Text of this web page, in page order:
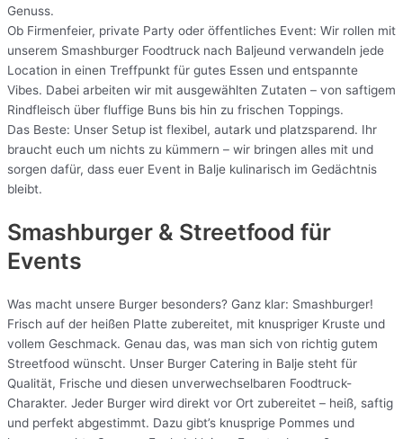
Genuss.
Ob Firmenfeier, private Party oder öffentliches Event: Wir rollen mit
unserem Smashburger Foodtruck nach Baljeund verwandeln jede
Location in einen Treffpunkt für gutes Essen und entspannte
Vibes. Dabei arbeiten wir mit ausgewählten Zutaten – von saftigem
Rindfleisch über fluffige Buns bis hin zu frischen Toppings.
Das Beste: Unser Setup ist flexibel, autark und platzsparend. Ihr
braucht euch um nichts zu kümmern – wir bringen alles mit und
sorgen dafür, dass euer Event in Balje kulinarisch im Gedächtnis
bleibt.
Smashburger & Streetfood für
Events
Was macht unsere Burger besonders? Ganz klar: Smashburger!
Frisch auf der heißen Platte zubereitet, mit knuspriger Kruste und
vollem Geschmack. Genau das, was man sich von richtig gutem
Streetfood wünscht. Unser Burger Catering in Balje steht für
Qualität, Frische und diesen unverwechselbaren Foodtruck-
Charakter. Jeder Burger wird direkt vor Ort zubereitet – heiß, saftig
und perfekt abgestimmt. Dazu gibt’s knusprige Pommes und